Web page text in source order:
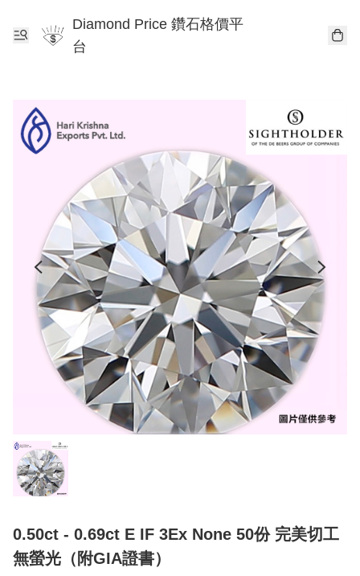
Diamond Price 鑽石格價平
台
0.50ct - 0.69ct E IF 3Ex None 50份 完美切工
無螢光（附GIA證書）